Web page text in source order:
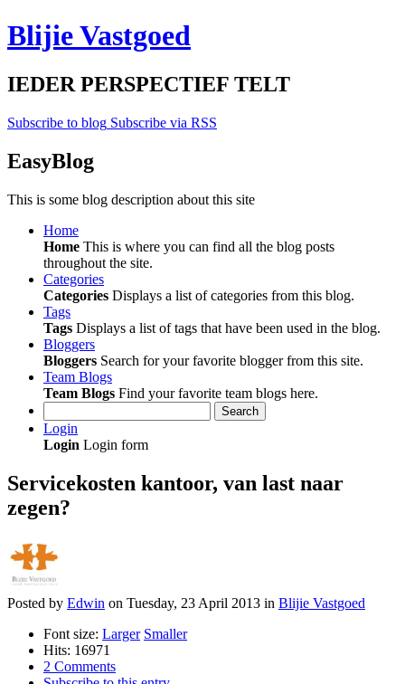
Blijie Vastgoed
IEDER PERSPECTIEF TELT
Subscribe to blog Subscribe via RSS
EasyBlog
This is some blog description about this site
Home
Home This is where you can find all the blog posts
throughout the site.
Categories
Categories Displays a list of categories from this blog.
Tags
Tags Displays a list of tags that have been used in the blog.
Bloggers
Bloggers Search for your favorite blogger from this site.
Team Blogs
Team Blogs Find your favorite team blogs here.
Search
Login
Login Login form
Servicekosten kantoor, van last naar
zegen?
Posted by Edwin on Tuesday, 23 April 2013 in Blijie Vastgoed
Font size: Larger Smaller
Hits: 16971
2 Comments